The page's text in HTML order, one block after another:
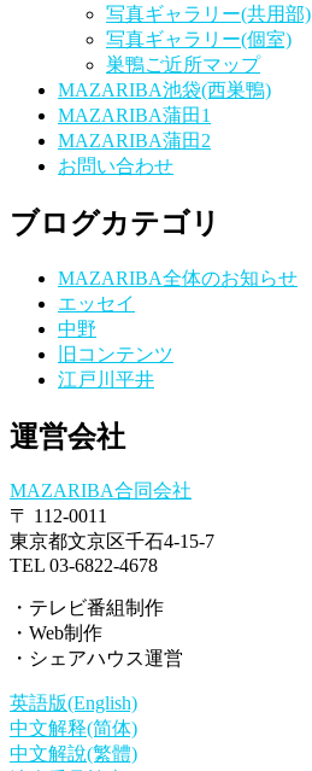
写真ギャラリー(共用部)
写真ギャラリー(個室)
巣鴨ご近所マップ
MAZARIBA池袋(西巣鴨)
MAZARIBA蒲田1
MAZARIBA蒲田2
お問い合わせ
ブログカテゴリ
MAZARIBA全体のお知らせ
エッセイ
中野
旧コンテンツ
江戸川平井
運営会社
MAZARIBA合同会社
〒 112-0011
東京都文京区千石4-15-7
TEL 03-6822-4678
・テレビ番組制作
・Web制作
・シェアハウス運営
英語版(English)
中文解释(简体)
中文解說(繁體)